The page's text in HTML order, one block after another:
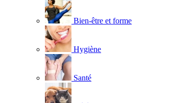
Bien-être et forme
Hygiène
Santé